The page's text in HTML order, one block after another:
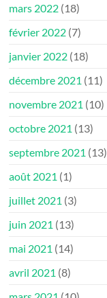
mars 2022 (18)
février 2022 (7)
janvier 2022 (18)
décembre 2021 (11)
novembre 2021 (10)
octobre 2021 (13)
septembre 2021 (13)
août 2021 (1)
juillet 2021 (3)
juin 2021 (13)
mai 2021 (14)
avril 2021 (8)